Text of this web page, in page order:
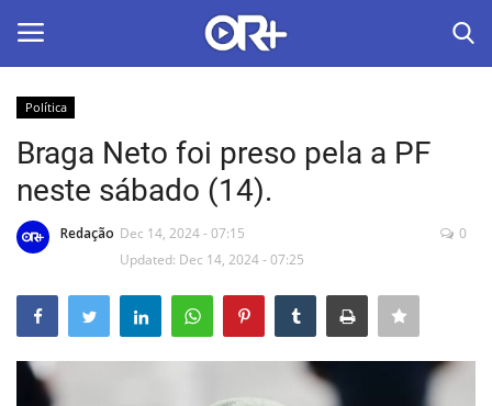
Home
O Radião News
Últimas
Radio & Tv
Política
Braga Neto foi preso pela a PF
neste sábado (14).
Redação Dec 14, 2024 - 07:15
Updated: Dec 14, 2024 - 07:25
0